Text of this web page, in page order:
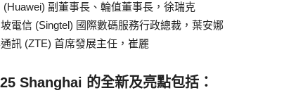
(Huawei) 副董事長、輪值董事長，徐瑞克
電信 (Singtel) 國際數碼服務行政總裁，葉安娜
訊 (ZTE) 首席發展主任，崔麗
Shanghai 的全新及亮點包括：